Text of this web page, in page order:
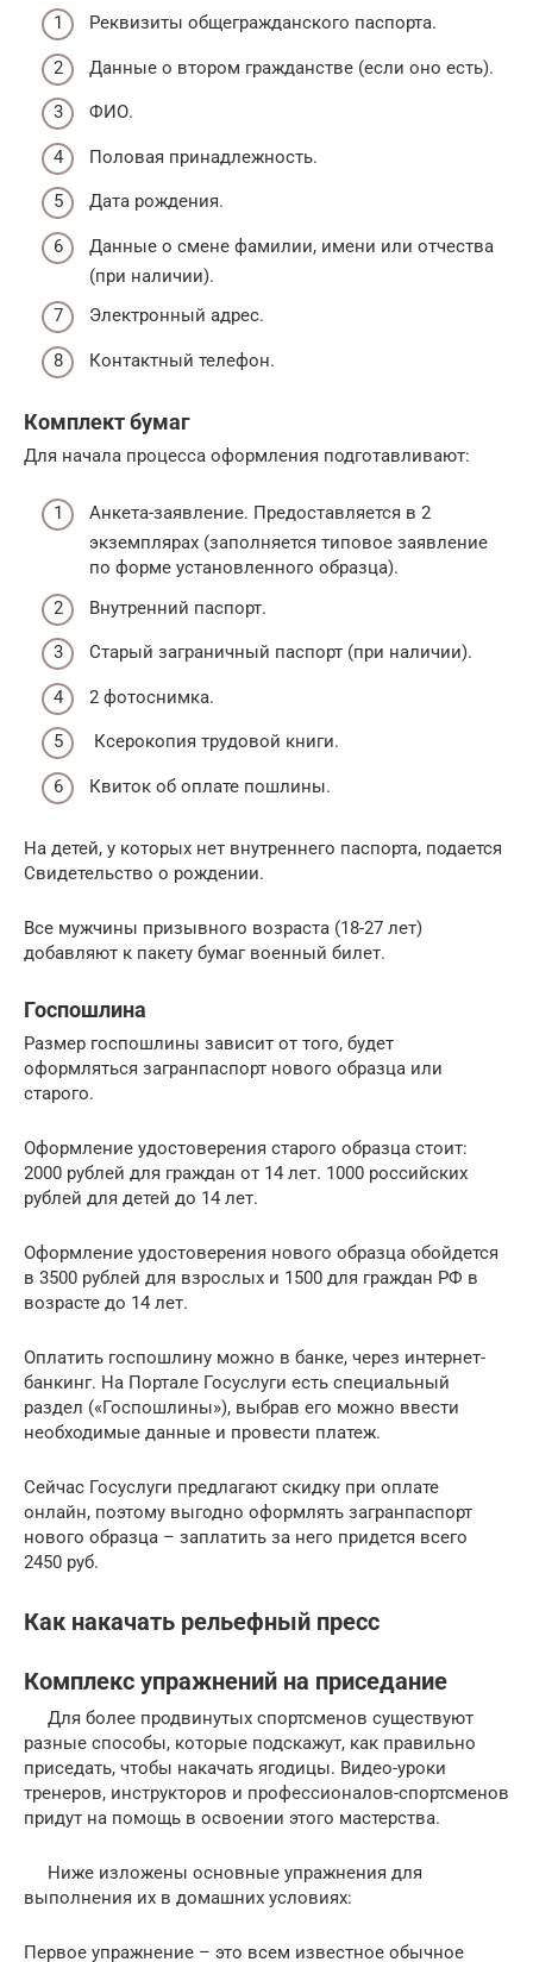
Реквизиты общегражданского паспорта.
Данные о втором гражданстве (если оно есть).
ФИО.
Половая принадлежность.
Дата рождения.
Данные о смене фамилии, имени или отчества
(при наличии).
Электронный адрес.
Контактный телефон.
Комплект бумаг
Для начала процесса оформления подготавливают:
Анкета-заявление. Предоставляется в 2
экземплярах (заполняется типовое заявление
по форме установленного образца).
Внутренний паспорт.
Старый заграничный паспорт (при наличии).
2 фотоснимка.
Ксерокопия трудовой книги.
Квиток об оплате пошлины.
На детей, у которых нет внутреннего паспорта, подается
Свидетельство о рождении.
Все мужчины призывного возраста (18-27 лет)
добавляют к пакету бумаг военный билет.
Госпошлина
Размер госпошлины зависит от того, будет
оформляться загранпаспорт нового образца или
старого.
Оформление удостоверения старого образца стоит:
2000 рублей для граждан от 14 лет. 1000 российских
рублей для детей до 14 лет.
Оформление удостоверения нового образца обойдется
в 3500 рублей для взрослых и 1500 для граждан РФ в
возрасте до 14 лет.
Оплатить госпошлину можно в банке, через интернет-
банкинг. На Портале Госуслуги есть специальный
раздел («Госпошлины»), выбрав его можно ввести
необходимые данные и провести платеж.
Сейчас Госуслуги предлагают скидку при оплате
онлайн, поэтому выгодно оформлять загранпаспорт
нового образца – заплатить за него придется всего
2450 руб.
Как накачать рельефный пресс
Комплекс упражнений на приседание
Для более продвинутых спортсменов существуют
разные способы, которые подскажут, как правильно
приседать, чтобы накачать ягодицы. Видео-уроки
тренеров, инструкторов и профессионалов-спортсменов
придут на помощь в освоении этого мастерства.
Ниже изложены основные упражнения для
выполнения их в домашних условиях:
Первое упражнение – это всем известное обычное